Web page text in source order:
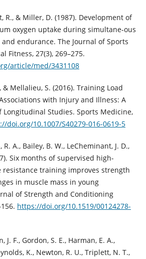
R., & Miller, D. (1987). Development of
oxygen uptake during simultane-ous
endurance. The Journal of Sports
Fitness, 27(3), 269–275.
article/med/3431108
& Mellalieu, S. (2016). Training Load
with Injury and Illness: A
Longitudinal Studies. Sports Medicine,
doi.org/10.1007/S40279-016-0619-5
A., Bailey, B. W., LeCheminant, J. D.,
Six months of supervised high-
resistance training improves strength
in muscle mass in young
of Strength and Conditioning
https://doi.org/10.1519/00124278-
J. F., Gordon, S. E., Harman, E. A.,
K., Newton, R. U., Triplett, N. T.,